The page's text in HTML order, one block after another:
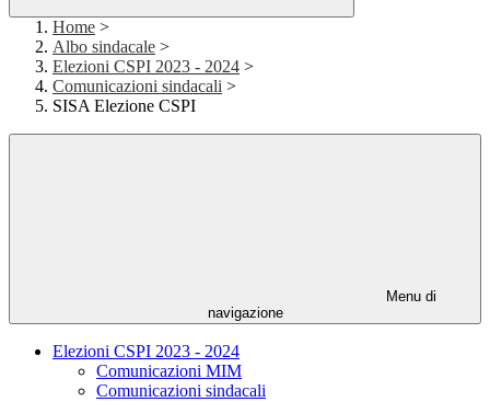
Home >
Albo sindacale >
Elezioni CSPI 2023 - 2024 >
Comunicazioni sindacali >
SISA Elezione CSPI
Menu di
navigazione
Elezioni CSPI 2023 - 2024
Comunicazioni MIM
Comunicazioni sindacali